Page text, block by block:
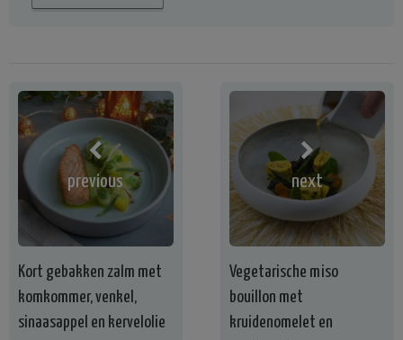
previous
Kort gebakken zalm met
komkommer, venkel,
sinaasappel en kervelolie
next
Vegetarische miso
bouillon met
kruidenomelet en